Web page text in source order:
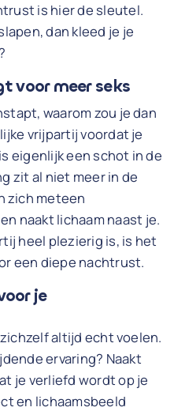
is hier de sleutel.
dan kleed je je
voor meer seks
waarom zou je dan
vrijpartij voordat je
eigenlijk een schot in de
zit al niet meer in de
zich meteen
naakt lichaam naast je.
heel plezierig is, is het
een diepe nachtrust.
je
altijd echt voelen.
ervaring? Naakt
je verliefd wordt op je
en lichaamsbeeld